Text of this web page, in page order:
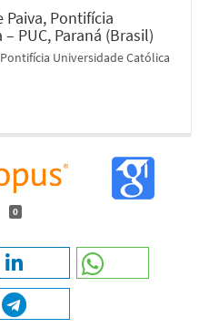
Pontifícia
PUC, Paraná (Brasil)
Universidade Católica
0